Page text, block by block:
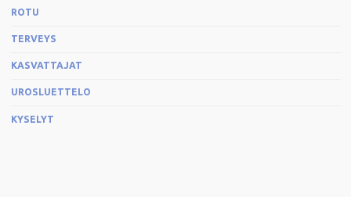
ROTU
TERVEYS
KASVATTAJAT
UROSLUETTELO
KYSELYT